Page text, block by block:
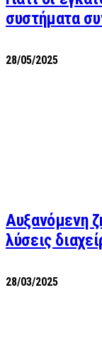
συστήματα
28/05/2025
Αυξανόμενη
λύσεις
28/03/2025